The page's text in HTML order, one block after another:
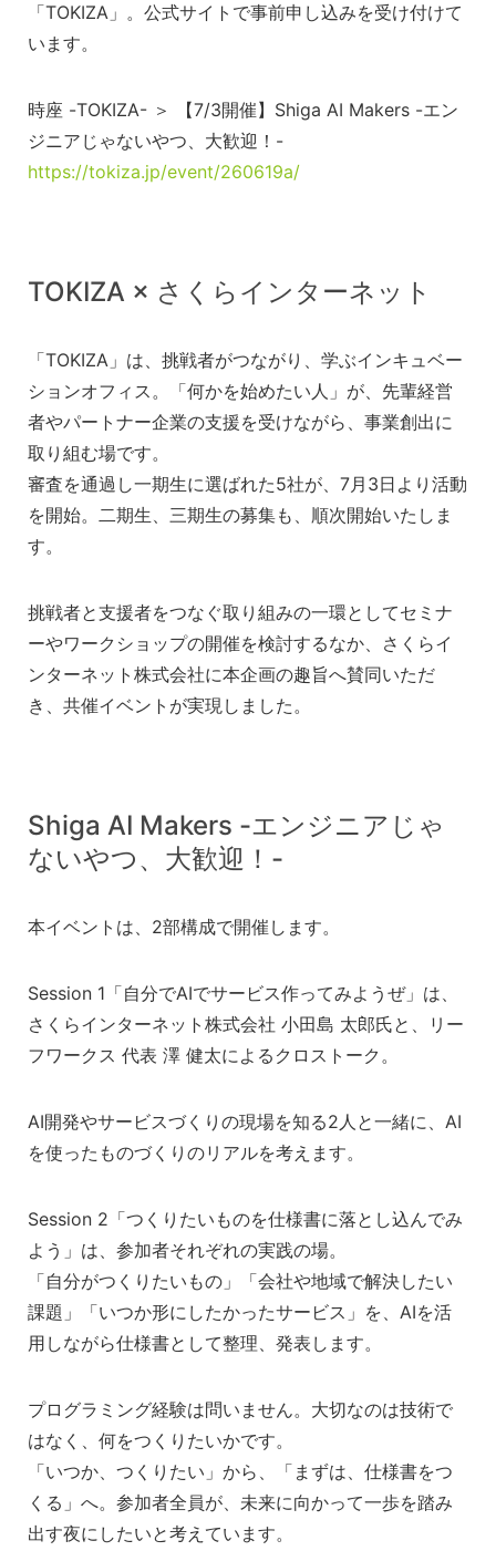
「TOKIZA」。公式サイトで事前申し込みを受け付けて
います。
時座 -TOKIZA- ＞ 【7/3開催】Shiga AI Makers -エン
ジニアじゃないやつ、大歓迎！-
https://tokiza.jp/event/260619a/
TOKIZA × さくらインターネット
「TOKIZA」は、挑戦者がつながり、学ぶインキュベー
ションオフィス。「何かを始めたい人」が、先輩経営
者やパートナー企業の支援を受けながら、事業創出に
取り組む場です。
審査を通過し一期生に選ばれた5社が、7月3日より活動
を開始。二期生、三期生の募集も、順次開始いたしま
す。
挑戦者と支援者をつなぐ取り組みの一環としてセミナ
ーやワークショップの開催を検討するなか、さくらイ
ンターネット株式会社に本企画の趣旨へ賛同いただ
き、共催イベントが実現しました。
Shiga AI Makers -エンジニアじゃ
ないやつ、大歓迎！-
本イベントは、2部構成で開催します。
Session 1「自分でAIでサービス作ってみようぜ」は、
さくらインターネット株式会社 小田島 太郎氏と、リー
フワークス 代表 澤 健太によるクロストーク。
AI開発やサービスづくりの現場を知る2人と一緒に、AI
を使ったものづくりのリアルを考えます。
Session 2「つくりたいものを仕様書に落とし込んでみ
よう」は、参加者それぞれの実践の場。
「自分がつくりたいもの」「会社や地域で解決したい
課題」「いつか形にしたかったサービス」を、AIを活
用しながら仕様書として整理、発表します。
プログラミング経験は問いません。大切なのは技術で
はなく、何をつくりたいかです。
「いつか、つくりたい」から、「まずは、仕様書をつ
くる」へ。参加者全員が、未来に向かって一歩を踏み
出す夜にしたいと考えています。